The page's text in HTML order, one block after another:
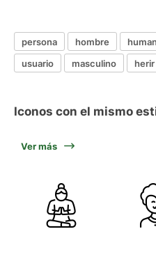
persona hombre
usuario
masculino herir
Iconos con el mismo
Ver más